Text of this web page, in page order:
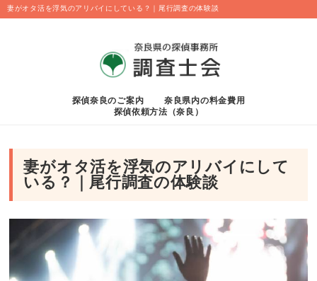
妻がオタ活を浮気のアリバイにして
いる？｜尾行調査の体験談
妻がオタ活を浮気のアリバイにしている？｜尾行調査の体験談
探偵奈良のご案内
奈良県内の料金費用
探偵依頼方法（奈良）